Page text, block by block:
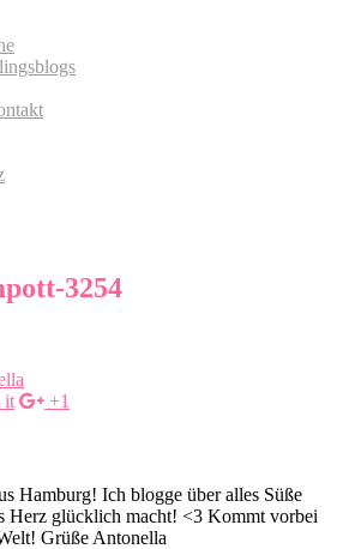
3254
it +1
Hamburg! Ich blogge über alles Süße
Herz glücklich macht! <3 Kommt vorbei
Grüße Antonella